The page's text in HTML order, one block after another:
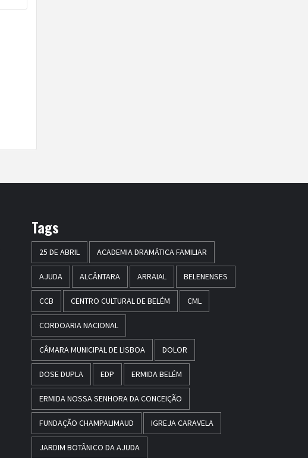
Tags
25 DE ABRIL ACADEMIA DRAMÁTICA FAMILIAR
AJUDA ALCÂNTARA ARRAIAL BELENENSES
CCB CENTRO CULTURAL DE BELÉM CML
CORDOARIA NACIONAL
CÂMARA MUNICIPAL DE LISBOA DOLOR
DOSE DUPLA EDP ERMIDA BELÉM
ERMIDA NOSSA SENHORA DA CONCEIÇÃO
FUNDAÇÃO CHAMPALIMAUD IGREJA CARAVELA
JARDIM BOTÂNICO DA AJUDA